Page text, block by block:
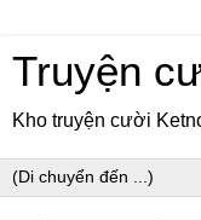
Truyện
Kho truyện cười